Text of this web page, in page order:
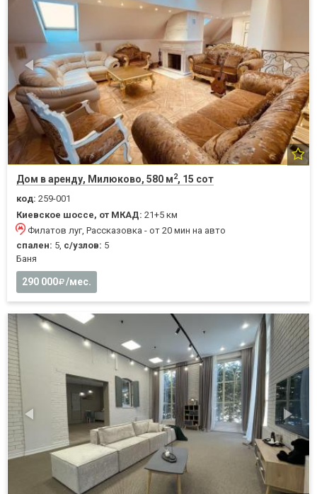
Дом в аренду, Милюково, 580 м2, 15 сот
код: 259-001
Киевское шоссе, от МКАД: 21+5 км
Филатов луг, Рассказовка - от 20 мин на авто
спален: 5, с/узлов: 5
Баня
290 000 /мес.